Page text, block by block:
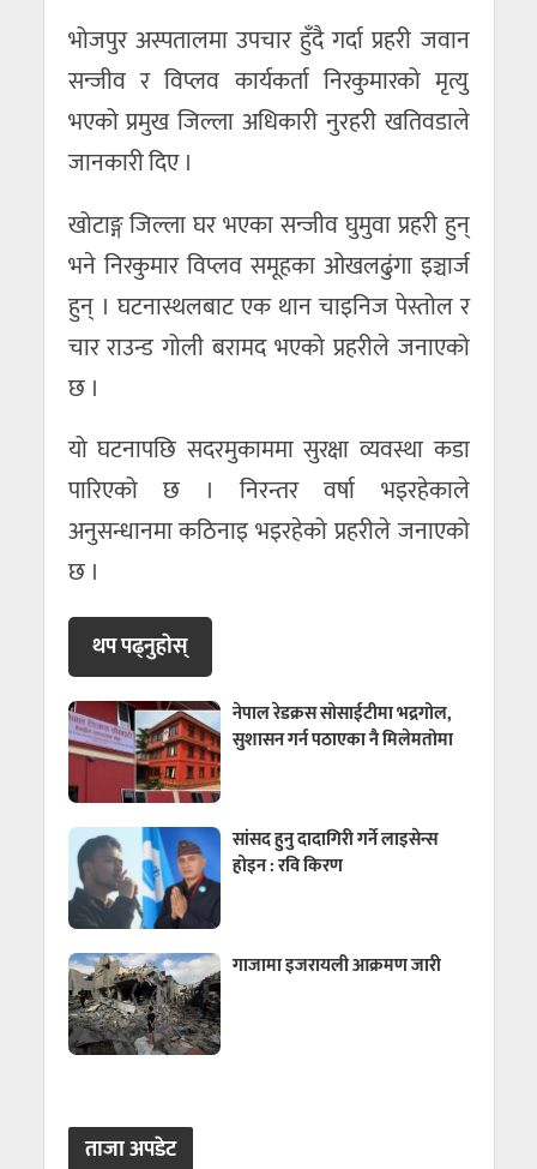
भोजपुर अस्पतालमा उपचार हुँदै गर्दा प्रहरी जवान
सन्जीव र विप्लव कार्यकर्ता निरकुमारको मृत्यु
भएको प्रमुख जिल्ला अधिकारी नुरहरी खतिवडाले
जानकारी दिए ।
खोटाङ्ग जिल्ला घर भएका सन्जीव घुमुवा प्रहरी हुन्
भने निरकुमार विप्लव समूहका ओखलढुंगा इञ्चार्ज
हुन् । घटनास्थलबाट एक थान चाइनिज पेस्तोल र
चार राउन्ड गोली बरामद भएको प्रहरीले जनाएको
छ ।
यो घटनापछि सदरमुकाममा सुरक्षा व्यवस्था कडा
पारिएको छ । निरन्तर वर्षा भइरहेकाले
अनुसन्धानमा कठिनाइ भइरहेको प्रहरीले जनाएको
छ ।
थप पढ्नुहाेस्
नेपाल रेडक्रस सोसाईटीमा भद्रगोल,
सुशासन गर्न पठाएका नै मिलेमतोमा
सांसद हुनु दादागिरी गर्ने लाइसेन्स
होइन : रवि किरण
गाजामा इजरायली आक्रमण जारी
ताजा अपडेट